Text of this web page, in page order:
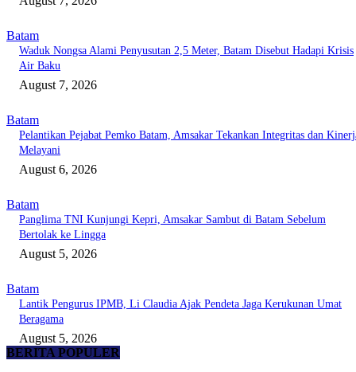
Batam
Waduk Nongsa Alami Penyusutan 2,5 Meter, Batam Disebut Hadapi Krisis
Air Baku
August 7, 2026
Batam
Pelantikan Pejabat Pemko Batam, Amsakar Tekankan Integritas dan
Melayani
August 6, 2026
Batam
Panglima TNI Kunjungi Kepri, Amsakar Sambut di Batam Sebelum
Bertolak ke Lingga
August 5, 2026
Batam
Lantik Pengurus IPMB, Li Claudia Ajak Pendeta Jaga Kerukunan Umat
Beragama
August 5, 2026
BERITA POPULER